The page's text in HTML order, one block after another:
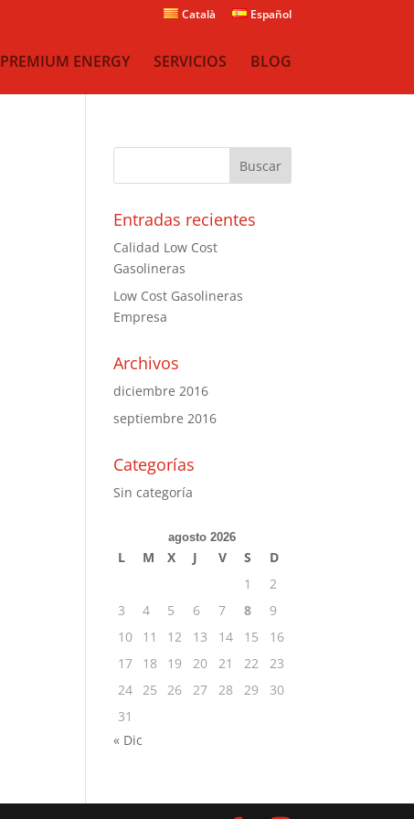
Català Español
PREMIUM ENERGY SERVICIOS BLOG
Entradas recientes
Calidad Low Cost
Gasolineras
Low Cost Gasolineras
Empresa
Archivos
diciembre 2016
septiembre 2016
Categorías
Sin categoría
agosto 2026
L M X J V S
D
1
2
3
4 5 6 7 8
9
10
11 12 13 14 15
16
17
18 19 20 21 22
23
24 25 26 27 28 29
30
31
« Dic